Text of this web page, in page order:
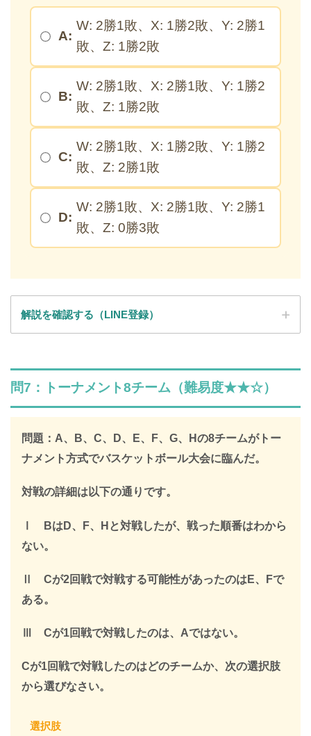
A:
W: 2勝1敗、X: 1勝2敗、Y: 2勝1
敗、Z: 1勝2敗
B:
W: 2勝1敗、X: 2勝1敗、Y: 1勝2
敗、Z: 1勝2敗
C:
W: 2勝1敗、X: 1勝2敗、Y: 1勝2
敗、Z: 2勝1敗
D:
W: 2勝1敗、X: 2勝1敗、Y: 2勝1
敗、Z: 0勝3敗
解説を確認する（LINE登録）
SPI全問の解説が見放題
解説はLINE登録で確認できます
LINEで限定キーワードを受け取ると、
SPIの全ての問題の解説が見放題になります
312,887人
問7：トーナメント8チーム（難易度★★☆）
問題：A、B、C、D、E、F、G、Hの8チームがトー
ナメント方式でバスケットボール大会に臨んだ。
対戦の詳細は以下の通りです。
Ⅰ BはD、F、Hと対戦したが、戦った順番はわから
ない。
Ⅱ Cが2回戦で対戦する可能性があったのはE、Fで
ある。
Ⅲ Cが1回戦で対戦したのは、Aではない。
Cが1回戦で対戦したのはどのチームか、次の選択肢
から選びなさい。
選択肢